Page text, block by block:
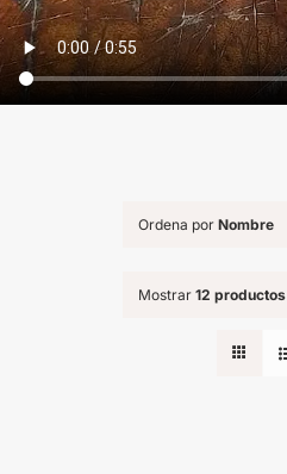
Ordena por Nombre
Mostrar 12 productos